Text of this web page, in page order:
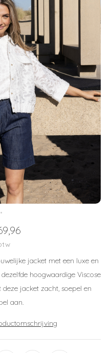
jacket met een luxe en
hoogwaardige Viscose
jacket zacht, soepel en
aan.